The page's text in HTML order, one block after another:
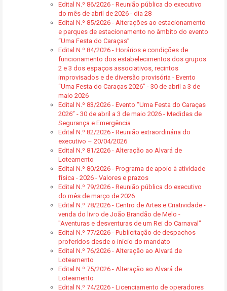
Edital N.º 86/2026 - Reunião pública do executivo
do mês de abril de 2026 - dia 28
Edital N.º 85/2026 - Alterações ao estacionamento
e parques de estacionamento no âmbito do evento
“Uma Festa do Caraças”
Edital N.º 84/2026 - Horários e condições de
funcionamento dos estabelecimentos dos grupos
2 e 3 dos espaços associativos, recintos
improvisados e de diversão provisória - Evento
“Uma Festa do Caraças 2026” - 30 de abril a 3 de
maio 2026
Edital N.º 83/2026 - Evento “Uma Festa do Caraças
2026” - 30 de abril a 3 de maio 2026 - Medidas de
Segurança e Emergência
Edital N.º 82/2026 - Reunião extraordinária do
executivo – 20/04/2026
Edital N.º 81/2026 - Alteração ao Alvará de
Loteamento
Edital N.º 80/2026 - Programa de apoio à atividade
física - 2026 - Valores e prazos
Edital N.º 79/2026 - Reunião pública do executivo
do mês de março de 2026
Edital N.º 78/2026 - Centro de Artes e Criatividade -
venda do livro de João Brandão de Melo -
"Aventuras e desventuras de um Rei do Carnaval"
Edital N.º 77/2026 - Publicitação de despachos
proferidos desde o início do mandato
Edital N.º 76/2026 - Alteração ao Alvará de
Loteamento
Edital N.º 75/2026 - Alteração ao Alvará de
Loteamento
Edital N.º 74/2026 - Licenciamento de operadores